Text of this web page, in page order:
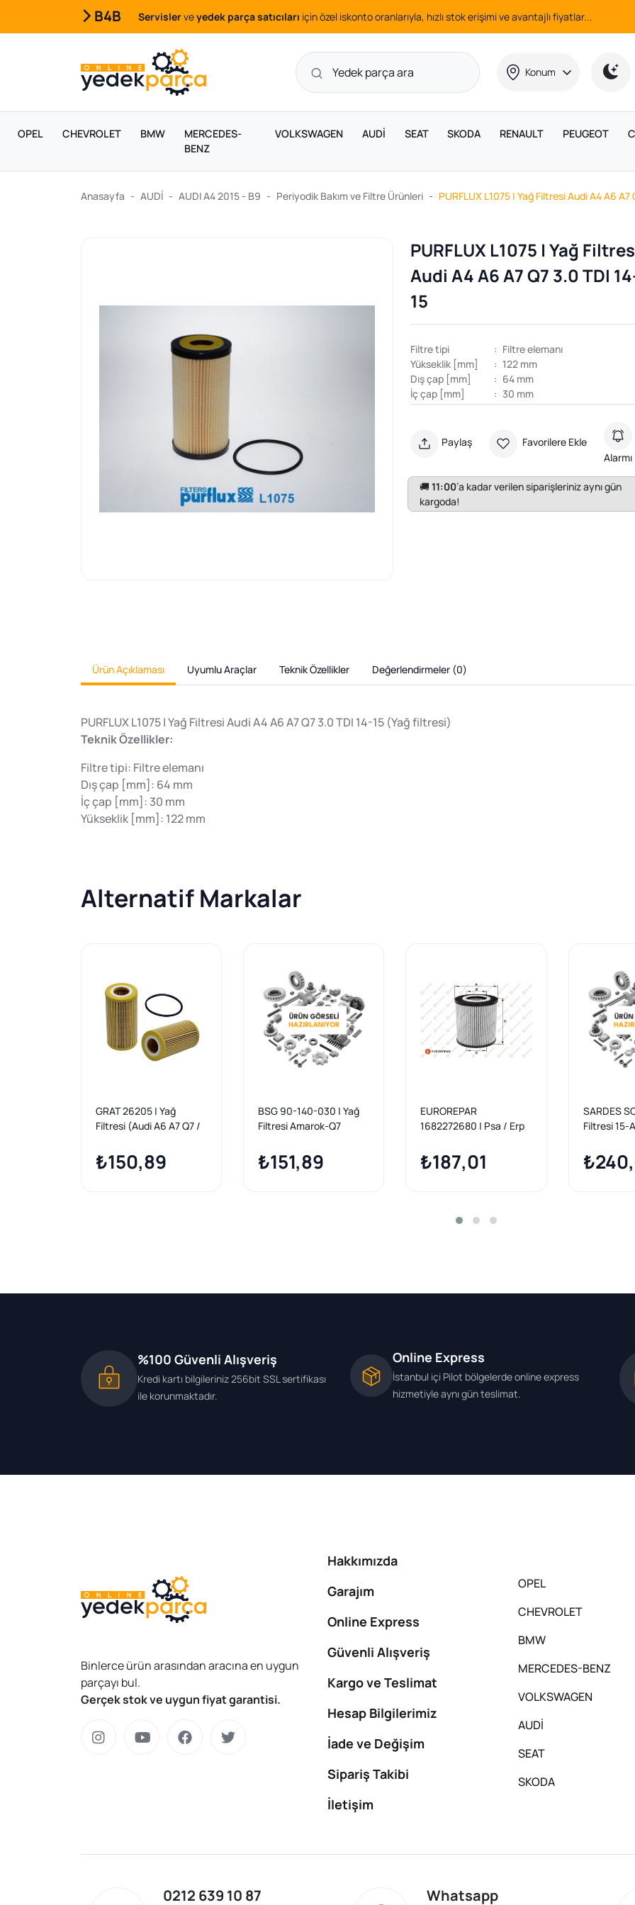
B4B Servislerveyedek parça satıcıları için özel iskonto oranlarıyla, hızlı stok erişimi ve avantajlı fiyatlar...
Konum
OPEL CHEVROLET BMW
MERCEDES-
BENZ
VOLKSWAGEN AUDİ SEAT SKODA RENAULT PEUGEOT
Anasayfa AUDİ AUDI A4 2015 - B9 Periyodik Bakım ve Filtre Ürünleri PURFLUX L1075 | Yağ Filtresi Audi A4 A6 A7
PURFLUX L1075 | Yağ
Audi A4 A6 A7 Q7 3.0 TDI
15
Filtre tipi : Filtre elemanı
Yükseklik [mm]
: 122 mm
Dış çap [mm]
: 64 mm
İç çap [mm]
: 30 mm
Paylaş Favorilere Ekle
Alarmı
🚚11:00’a kadar verilen siparişleriniz aynı gün
kargoda!
Ürün Açıklaması Uyumlu Araçlar Teknik Özellikler Değerlendirmeler (0)
PURFLUX L1075 | Yağ Filtresi Audi A4 A6 A7 Q7 3.0 TDI 14-15 (Yağ filtresi)
Teknik Özellikler:
Filtre tipi: Filtre elemanı
Dış çap [mm]: 64 mm
İç çap [mm]: 30 mm
Yükseklik [mm]: 122 mm
Alternatif Markalar
GRAT 26205 | Yağ
Filtresi (Audi A6 A7 Q7 /
2014 -)
₺150,89
BSG 90-140-030 | Yağ
Filtresi Amarok-Q7
Cvmb 3,0 TDI 15 -
₺151,89
EUROREPAR
1682272680 | Psa / Erp
(9A719840520) Vag
(059115561G)
₺187,01
SARDES
Filtresi 15-
%100 Güvenli Alışveriş
Kredi kartı bilgileriniz 256bit SSL sertifikası
ile korunmaktadır.
Online Express
İstanbul içi Pilot bölgelerde online express
hizmetiyle aynı gün teslimat.
Binlerce ürün arasından aracına en uygun
parçayı bul.
Gerçek stok ve uygun fiyat garantisi.
Hakkımızda
Garajım
Online Express
Güvenli Alışveriş
Kargo ve Teslimat
Hesap Bilgilerimiz
İade ve Değişim
Sipariş Takibi
İletişim
OPEL
CHEVROLET
BMW
MERCEDES-BENZ
VOLKSWAGEN
AUDİ
SEAT
SKODA
0212 639 10 87
Whatsapp